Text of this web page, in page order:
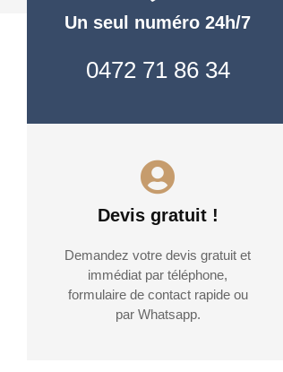
Un seul numéro 24h/7
0472 71 86 34
Devis gratuit !
Demandez votre devis gratuit et
immédiat par téléphone,
formulaire de contact rapide ou
par Whatsapp.